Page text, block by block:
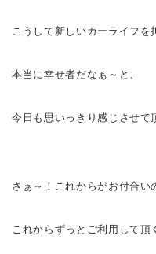
こうして新しいカーライフを
本当に幸せ者だなぁ～と、
今日も思いっきり感じさせて
さぁ～！これからがお付合い
これからずっとご利用して頂